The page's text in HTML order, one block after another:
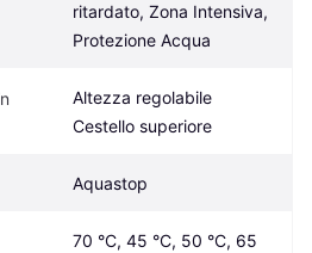
ritardato, Zona Intensiva,
Protezione Acqua
Altezza regolabile
Cestello superiore
Aquastop
70 °C, 45 °C, 50 °C, 65